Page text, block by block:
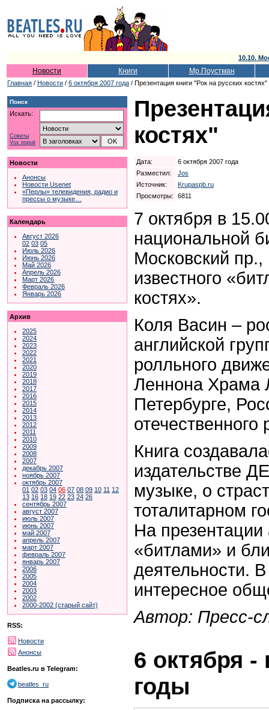
10.10.
Новости Книги Мр.Поустман
Главная / Новости / 6 октября 2007 года / Презентация книги "Рок на русских костях"
Поиск
Искать:
Советы
Vox populi
Новости
Анонсы
Новости Usenet
«Перлы» телевидения, радио и
прессы о музыке…
Календарь
Август 2026
02 03 05
Июль 2026
Июнь 2026
Май 2026
Апрель 2026
Март 2026
Февраль 2026
Январь 2026
Архив
2025
2024
2023
2022
2021
2020
2019
2018
2017
2016
2015
2014
2013
2012
2011
2010
2009
2008
2007
декабрь 2007
ноябрь 2007
октябрь 2007
01 02 03 04 06 07 08 09 10 11 12
13 16 18 19 22 23 24 26
сентябрь 2007
август 2007
июль 2007
июнь 2007
май 2007
апрель 2007
март 2007
февраль 2007
январь 2007
2006
2005
2004
2003
2002
2000-2002 (старый сайт)
RSS:
Новости
Анонсы
Beatles.ru в Telegram:
beatles_ru
Подписка на рассылку:
костях"
Дата:
6 октября 2007 года
Разместил:
Jos
Источник:
Krupaspb.ru
Просмотры:
6811
7 октября в
национальной
Московский пр.,
известного
костях».
Коля Васин –
английской
ролльного
Леннона Храма
Петербурге,
отечественного
Книга
издательстве
музыке, о
тоталитарном
На
«битлами» и
деятельности.
интересное
Автор: Пресс-
6 октября -
годы